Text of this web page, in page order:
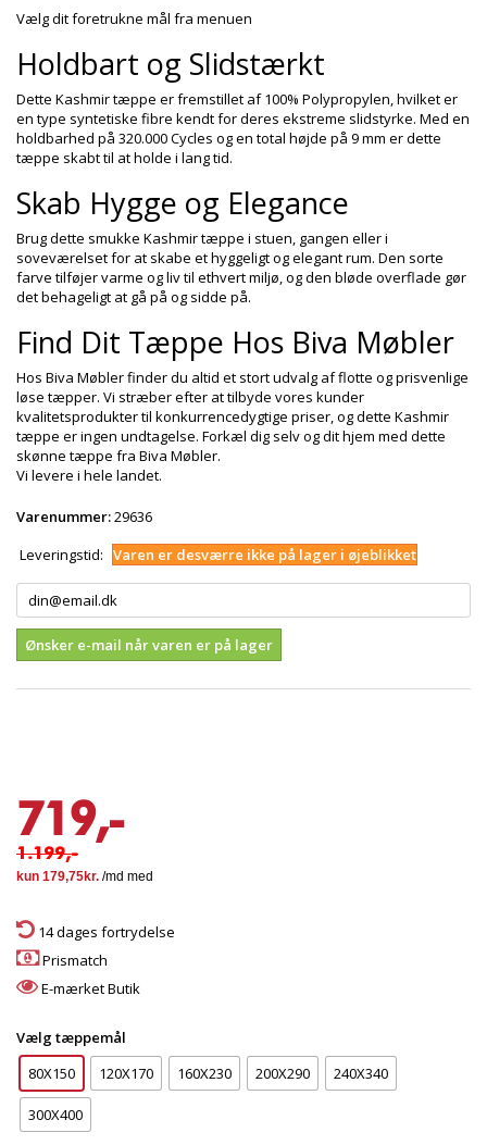
Vælg dit foretrukne mål fra menuen
Holdbart og Slidstærkt
Dette Kashmir tæppe er fremstillet af 100% Polypropylen, hvilket er
en type syntetiske fibre kendt for deres ekstreme slidstyrke. Med en
holdbarhed på 320.000 Cycles og en total højde på 9 mm er dette
tæppe skabt til at holde i lang tid.
Skab Hygge og Elegance
Brug dette smukke Kashmir tæppe i stuen, gangen eller i
soveværelset for at skabe et hyggeligt og elegant rum. Den sorte
farve tilføjer varme og liv til ethvert miljø, og den bløde overflade gør
det behageligt at gå på og sidde på.
Find Dit Tæppe Hos Biva Møbler
Hos Biva Møbler finder du altid et stort udvalg af flotte og prisvenlige
løse tæpper. Vi stræber efter at tilbyde vores kunder
kvalitetsprodukter til konkurrencedygtige priser, og dette Kashmir
tæppe er ingen undtagelse. Forkæl dig selv og dit hjem med dette
skønne tæppe fra Biva Møbler.
Vi levere i hele landet.
Varenummer:29636
Leveringstid: Varen er desværre ikke på lager i øjeblikket
Ønsker e-mail når varen er på lager
719,-
1.199,-
14 dages fortrydelse
Prismatch
E-mærket Butik
Vælg tæppemål
80X150
120X170 160X230 200X290 240X340
300X400